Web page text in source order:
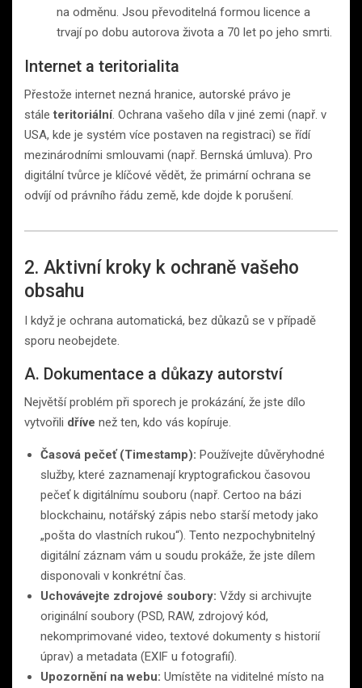
na odměnu. Jsou převoditelná formou licence a
trvají po dobu autorova života a 70 let po jeho smrti.
Internet a teritorialita
Přestože internet nezná hranice, autorské právo je
stáleteritoriální. Ochrana vašeho díla v jiné zemi (např. v
USA, kde je systém více postaven na registraci) se řídí
mezinárodními smlouvami (např. Bernská úmluva). Pro
digitální tvůrce je klíčové vědět, že primární ochrana se
odvíjí od právního řádu země, kde dojde k porušení.
2. Aktivní kroky k ochraně vašeho
obsahu
I když je ochrana automatická, bez důkazů se v případě
sporu neobejdete.
A. Dokumentace a důkazy autorství
Největší problém při sporech je prokázání, že jste dílo
vytvořili dříve než ten, kdo vás kopíruje.
Časová pečeť (Timestamp): Používejte důvěryhodné
služby, které zaznamenají kryptografickou časovou
pečeť k digitálnímu souboru (např. Certoo na bázi
blockchainu, notářský zápis nebo starší metody jako
„pošta do vlastních rukou“). Tento nezpochybnitelný
digitální záznam vám u soudu prokáže, že jste dílem
disponovali v konkrétní čas.
Uchovávejte zdrojové soubory: Vždy si archivujte
originální soubory (PSD, RAW, zdrojový kód,
nekomprimované video, textové dokumenty s historií
úprav) a metadata (EXIF u fotografií).
Upozornění na webu: Umístěte na viditelné místo na